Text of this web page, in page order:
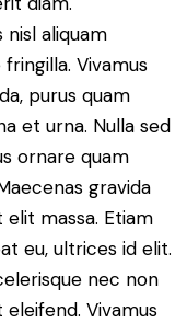
nisl aliquam
Vivamus
purus quam
et urna. Nulla sed
ornare quam
gravida
massa. Etiam
eu, ultrices id elit.
nec non
eleifend. Vivamus